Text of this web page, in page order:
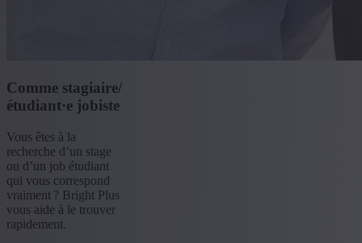
Comme stagiaire/
étudiant·e jobiste
Vous êtes à la
recherche d’un stage
ou d’un job étudiant
qui vous correspond
vraiment ? Bright Plus
vous aide à le trouver
rapidement.